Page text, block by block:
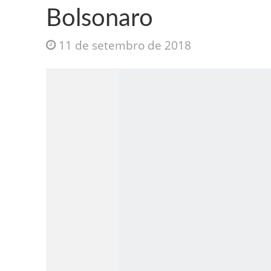
Bolsonaro
11 de setembro de 2018